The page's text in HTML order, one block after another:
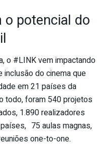
potencial do
o #LINK vem impactando
inclusão do cinema que
em 21 países da
todo, foram 540 projetos
1.890 realizadores
75 aulas magnas,
one-to-one.